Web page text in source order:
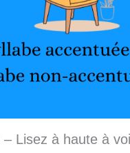
– Lisez à haute à